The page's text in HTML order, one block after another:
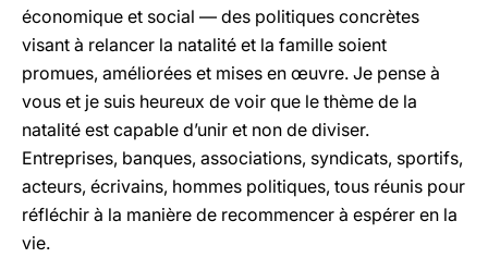
économique et social — des politiques concrètes
visant à relancer la natalité et la famille soient
promues, améliorées et mises en œuvre. Je pense à
vous et je suis heureux de voir que le thème de la
natalité est capable d’unir et non de diviser.
Entreprises, banques, associations, syndicats, sportifs,
acteurs, écrivains, hommes politiques, tous réunis pour
réfléchir à la manière de recommencer à espérer en la
vie.